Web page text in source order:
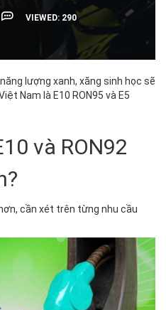
VIEWED: 290
lượng xanh, xăng sinh học sẽ
Nam là E10 RON95 và E5
và RON92
cần xét trên từng nhu cầu